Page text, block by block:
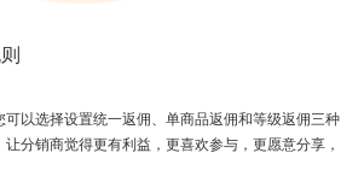
以选择设置统一返佣、单商品返佣和等级返佣三种
分销商觉得更有利益，更喜欢参与，更愿意分享，